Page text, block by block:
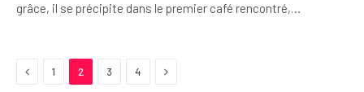
grâce, il se précipite dans le premier café rencontré,…
Previous
1 2 3 4 Next